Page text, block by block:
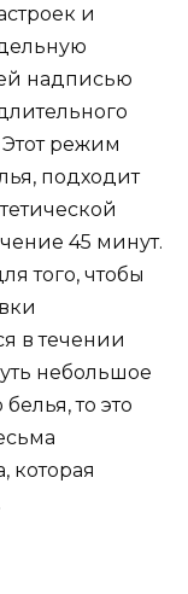
и
надписью
режим
подходит
45 минут.
того, чтобы
в течении
небольшое
то это
которая